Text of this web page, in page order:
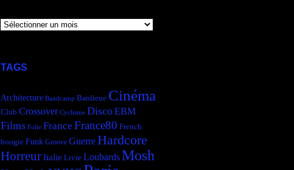
ARCHIVES
TAGS
Architecture Bandcamp Banlieue Cinéma
Club Crossover Cyclisme DiscoEBM
Films Folie France France80 French
boogie Funk Groove GuerreHardcore
HorreurItalie Livre LoubardsMosh